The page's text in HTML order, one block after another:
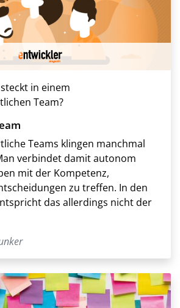
in einem
Team?
Teams klingen manchmal
verbindet damit autonom
mit der Kompetenz,
zu treffen. In den
das allerdings nicht der